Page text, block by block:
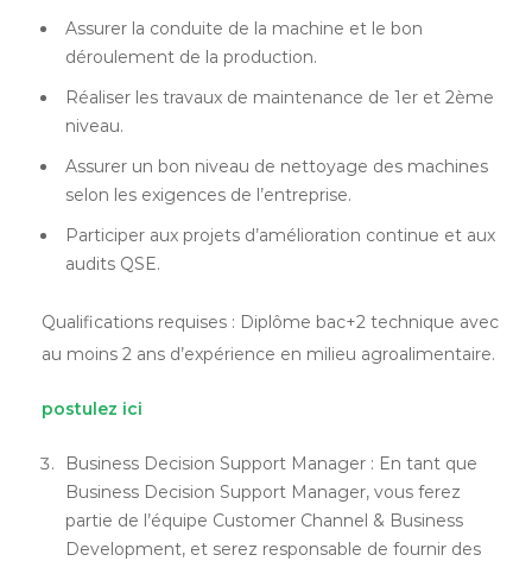
Assurer la conduite de la machine et le bon
déroulement de la production.
Réaliser les travaux de maintenance de 1er et 2ème
niveau.
Assurer un bon niveau de nettoyage des machines
selon les exigences de l’entreprise.
Participer aux projets d’amélioration continue et aux
audits QSE.
Qualifications requises : Diplôme bac+2 technique avec
au moins 2 ans d’expérience en milieu agroalimentaire.
postulez ici
Business Decision Support Manager : En tant que
Business Decision Support Manager, vous ferez
partie de l’équipe Customer Channel & Business
Development, et serez responsable de fournir des